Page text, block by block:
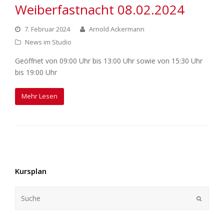
Weiberfastnacht 08.02.2024
7. Februar 2024
Arnold Ackermann
News im Studio
Geöffnet von 09:00 Uhr bis 13:00 Uhr sowie von 15:30 Uhr
bis 19:00 Uhr
Mehr Lesen
Kursplan